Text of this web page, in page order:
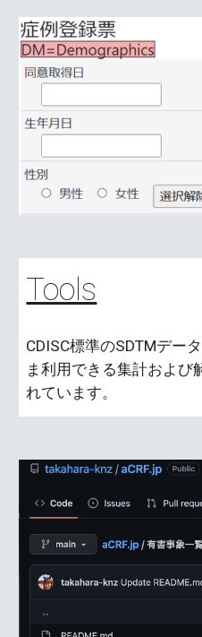
Tools
CDISC標準のSDTMデー
ま利用できる集計および
れています。